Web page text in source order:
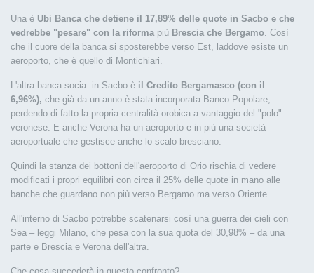
Una è Ubi Banca che detiene il 17,89% delle quote in Sacbo e che
vedrebbe "pesare" con la riforma più Brescia che Bergamo . Così
che il cuore della banca si sposterebbe verso Est, laddove esiste un
aeroporto, che è quello di Montichiari.
L'altra banca socia in Sacbo è il Credito Bergamasco (con il
6,96%), che già da un anno è stata incorporata Banco Popolare,
perdendo di fatto la propria centralità orobica a vantaggio del "polo"
veronese. E anche Verona ha un aeroporto e in più una società
aeroportuale che gestisce anche lo scalo bresciano.
Quindi la stanza dei bottoni dell'aeroporto di Orio rischia di vedere
modificati i propri equilibri con circa il 25% delle quote in mano alle
banche che guardano non più verso Bergamo ma verso Oriente.
All'interno di Sacbo potrebbe scatenarsi così una guerra dei cieli con
Sea – leggi Milano, che pesa con la sua quota del 30,98% – da una
parte e Brescia e Verona dell'altra.